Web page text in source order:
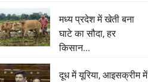
मध्य प्रदेश में खेती बना
घाटे का सौदा, हर
किसान...
दूध में यूरिया, आइसक्रीम में